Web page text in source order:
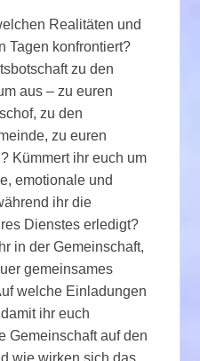
Realitäten und
Tagen konfrontiert?
zu den
aus – zu euren
zu den
zu euren
Kümmert ihr euch um
emotionale und
ihr die
Dienstes erledigt?
in der Gemeinschaft,
gemeinsames
welche Einladungen
ihr euch
Gemeinschaft auf den
wie wirken sich das